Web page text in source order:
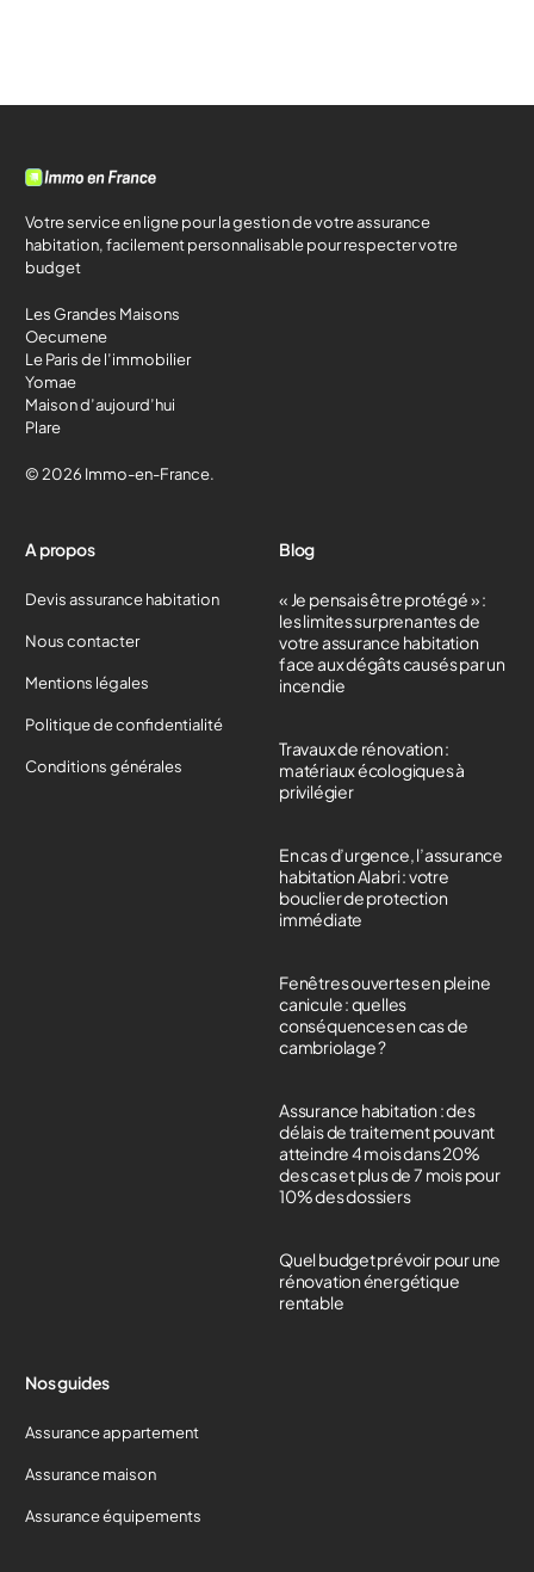
Votre service en ligne pour la gestion de votre assurance
habitation, facilement personnalisable pour respecter votre
budget
Les Grandes Maisons
Oecumene
Le Paris de l’immobilier
Yomae
Maison d’aujourd’hui
Plare
© 2026 Immo-en-France.
A propos
Devis assurance habitation
Nous contacter
Mentions légales
Politique de confidentialité
Conditions générales
Blog
« Je pensais être protégé » :
les limites surprenantes de
votre assurance habitation
face aux dégâts causés par un
incendie
Travaux de rénovation :
matériaux écologiques à
privilégier
En cas d’urgence, l’assurance
habitation Alabri : votre
bouclier de protection
immédiate
Fenêtres ouvertes en pleine
canicule : quelles
conséquences en cas de
cambriolage ?
Assurance habitation : des
délais de traitement pouvant
atteindre 4 mois dans 20%
des cas et plus de 7 mois pour
10% des dossiers
Quel budget prévoir pour une
rénovation énergétique
rentable
Nos guides
Assurance appartement
Assurance maison
Assurance équipements